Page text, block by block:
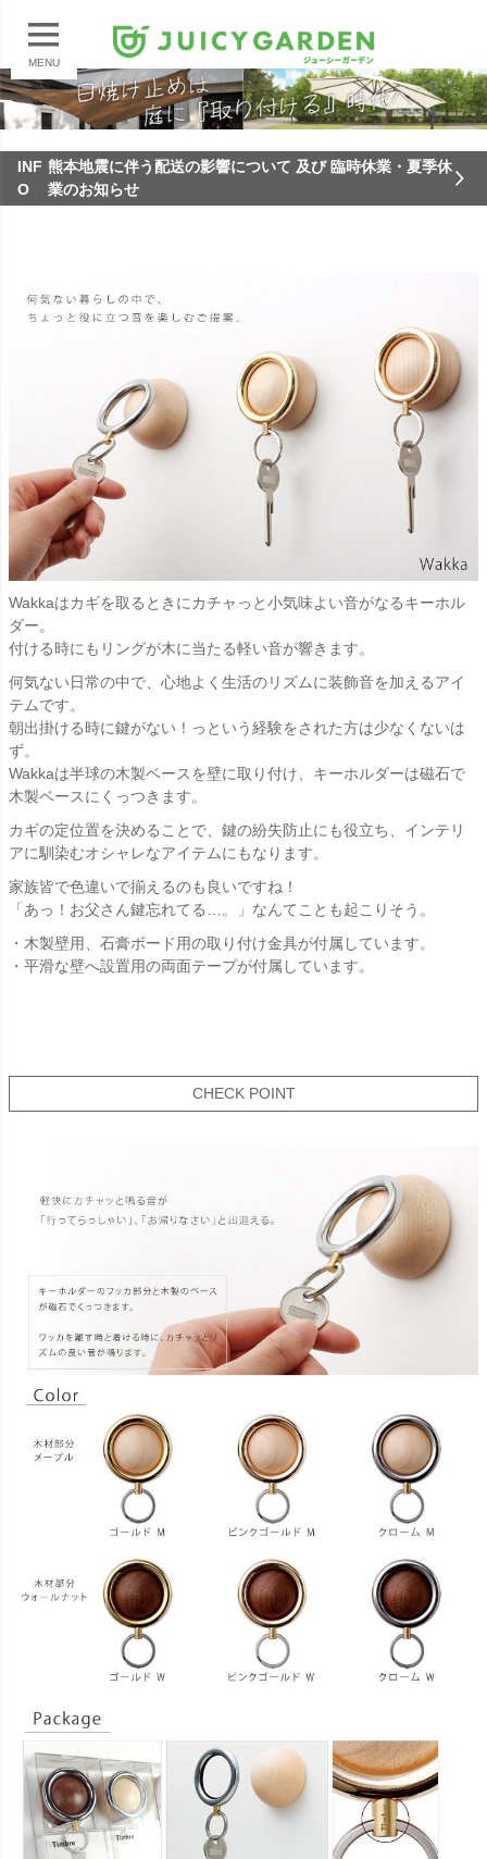
MENU
INF
O
熊本地震に伴う配送の影響について 及び 臨時休業・夏季休
業のお知らせ
Wakkaはカギを取るときにカチャっと小気味よい音がなるキーホル
ダー。
付ける時にもリングが木に当たる軽い音が響きます。
何気ない日常の中で、心地よく生活のリズムに装飾音を加えるアイ
テムです。
朝出掛ける時に鍵がない！っという経験をされた方は少なくないは
ず。
Wakkaは半球の木製ベースを壁に取り付け、キーホルダーは磁石で
木製ベースにくっつきます。
カギの定位置を決めることで、鍵の紛失防止にも役立ち、インテリ
アに馴染むオシャレなアイテムにもなります。
家族皆で色違いで揃えるのも良いですね！
「あっ！お父さん鍵忘れてる…。」なんてことも起こりそう。
・木製壁用、石膏ボード用の取り付け金具が付属しています。
・平滑な壁へ設置用の両面テープが付属しています。
CHECK POINT